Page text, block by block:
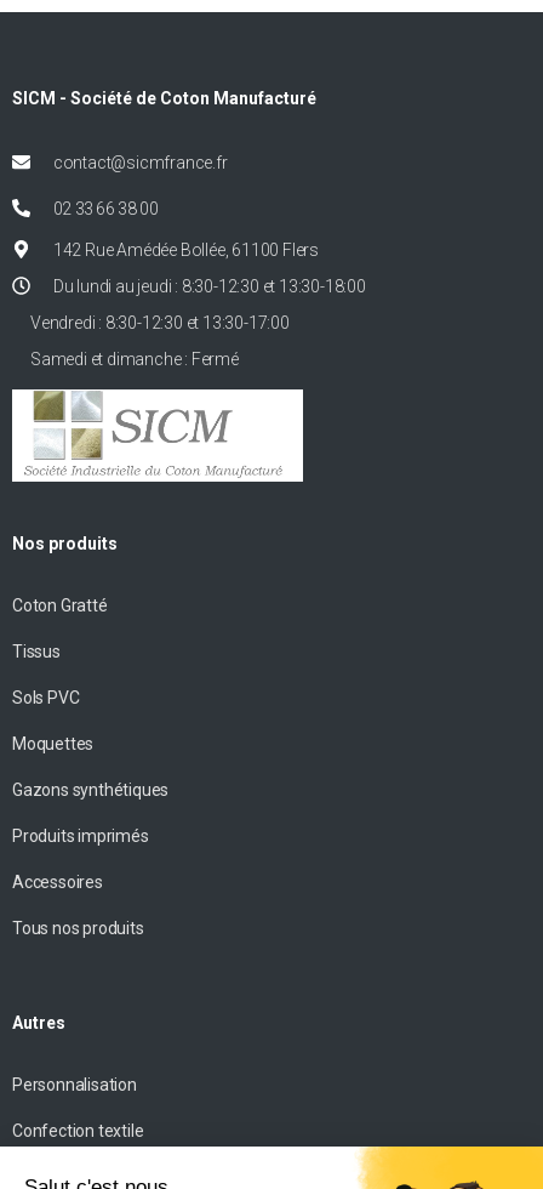
SICM - Société de Coton Manufacturé
contact@sicmfrance.fr
02 33 66 38 00
142 Rue Amédée Bollée, 61100 Flers
Du lundi au jeudi : 8:30-12:30 et 13:30-18:00
Vendredi : 8:30-12:30 et 13:30-17:00
Samedi et dimanche : Fermé
Nos produits
Coton Gratté
Tissus
Sols PVC
Moquettes
Gazons synthétiques
Produits imprimés
Accessoires
Tous nos produits
Autres
Personnalisation
Confection textile
Impression personnalisée